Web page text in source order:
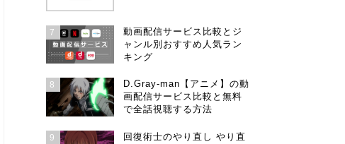
7
動画配信サービス比較とジ
ャンル別おすすめ人気ラン
キング
8
D.Gray-man【アニメ】の動
画配信サービス比較と無料
で全話視聴する方法
9
回復術士のやり直し やり直